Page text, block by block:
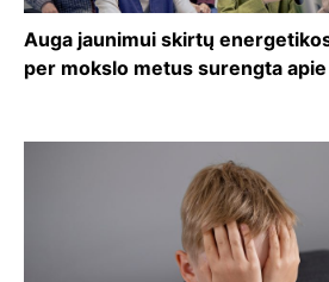
Auga jaunimui skirtų
per mokslo metus surengta